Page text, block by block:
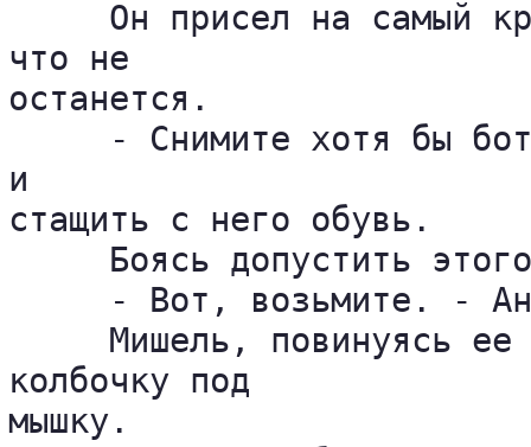
Он присел на самый
что не
останется.
- Снимите хотя бы
и
стащить с него обувь.
Боясь допустить
- Вот, возьмите. -
Мишель, повинуясь
колбочку под
мышку.